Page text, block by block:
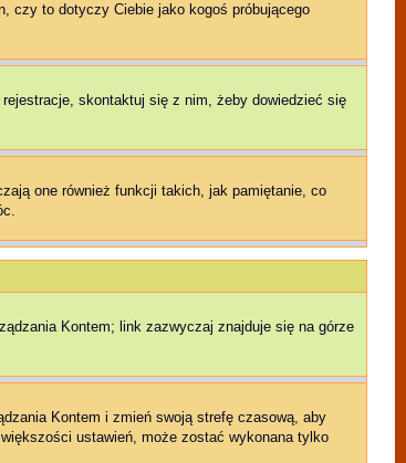
czy to dotyczy Ciebie jako kogoś próbującego
rejestracje, skontaktuj się z nim, żeby dowiedzieć się
one również funkcji takich, jak pamiętanie, co
Kontem; link zazwyczaj znajduje się na górze
Kontem i zmień swoją strefę czasową, aby
ustawień, może zostać wykonana tylko